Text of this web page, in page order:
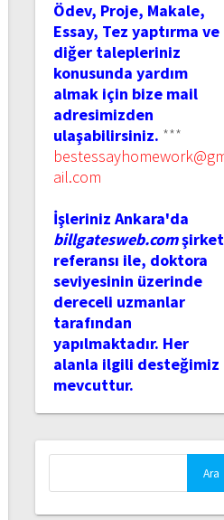
Ödev, Proje, Makale,
Essay, Tez yaptırma ve
diğer talepleriniz
konusunda yardım
almak için bize mail
adresimizden
ulaşabilirsiniz. ***
ail.com
İşleriniz Ankara'da
billgatesweb.com
referansı ile, doktora
seviyesinin üzerinde
dereceli uzmanlar
tarafından
yapılmaktadır. Her
alanla ilgili desteğimiz
mevcuttur.